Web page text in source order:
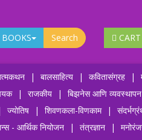
BOOKS Search CART
| बालसाहित्य | कवितासंग्रह |
| राजकीय | बिझनेस आणि व्यवस्थापन
ज्योतिष | शिवणकला-विणकाम |
- आर्थिक नियोजन | तंत्रज्ञान |